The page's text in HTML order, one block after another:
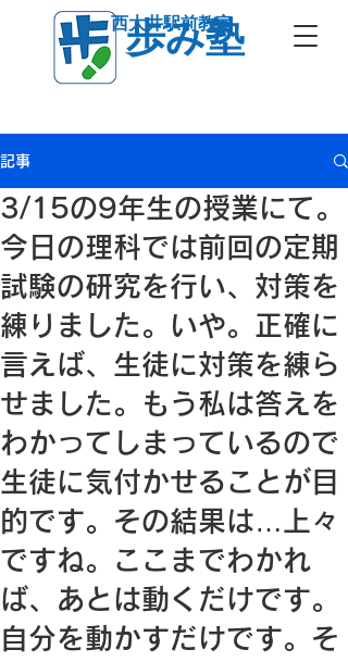
歩み塾
西大井駅前教室
記事
3/15の9年生の授業にて。
今日の理科では前回の定期
試験の研究を行い、対策を
練りました。いや。正確に
言えば、生徒に対策を練ら
せました。もう私は答えを
わかってしまっているので
生徒に気付かせることが目
的です。その結果は…上々
ですね。ここまでわかれ
ば、あとは動くだけです。
自分を動かすだけです。そ